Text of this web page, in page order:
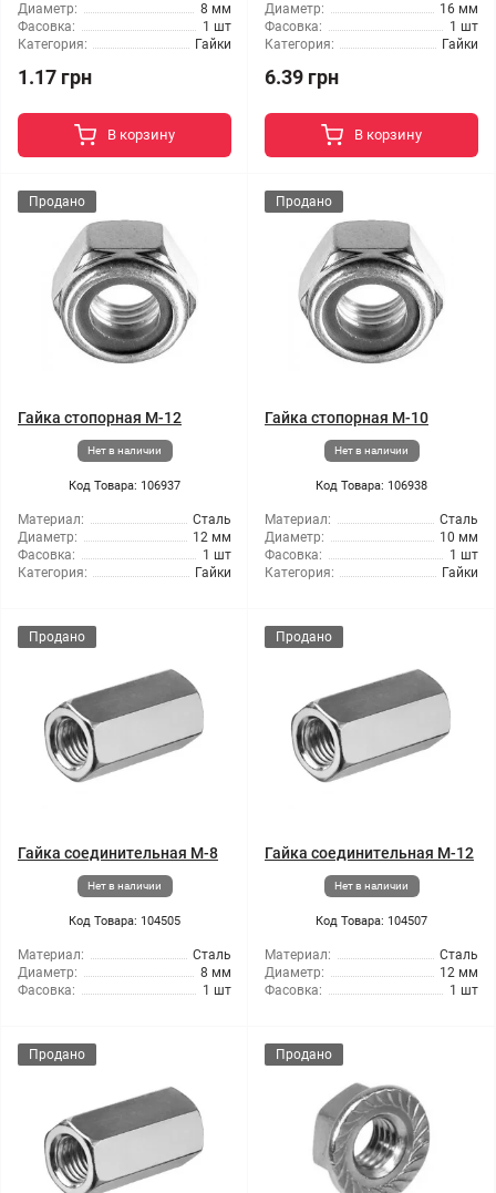
Диаметр:
8 мм
Фасовка:
1 шт
Категория:
Гайки
1.17 грн
В корзину
Диаметр:
16 мм
Фасовка:
1 шт
Категория:
Гайки
6.39 грн
В корзину
Продано
Гайка стопорная М-12
Нет в наличии
Код Товара: 106937
Материал:
Сталь
Диаметр:
12 мм
Фасовка:
1 шт
Категория:
Гайки
Продано
Гайка стопорная М-10
Нет в наличии
Код Товара: 106938
Материал:
Сталь
Диаметр:
10 мм
Фасовка:
1 шт
Категория:
Гайки
Продано
Гайка соединительная М-8
Нет в наличии
Код Товара: 104505
Материал:
Сталь
Диаметр:
8 мм
Фасовка:
1 шт
Продано
Гайка соединительная М-12
Нет в наличии
Код Товара: 104507
Материал:
Сталь
Диаметр:
12 мм
Фасовка:
1 шт
Продано Продано